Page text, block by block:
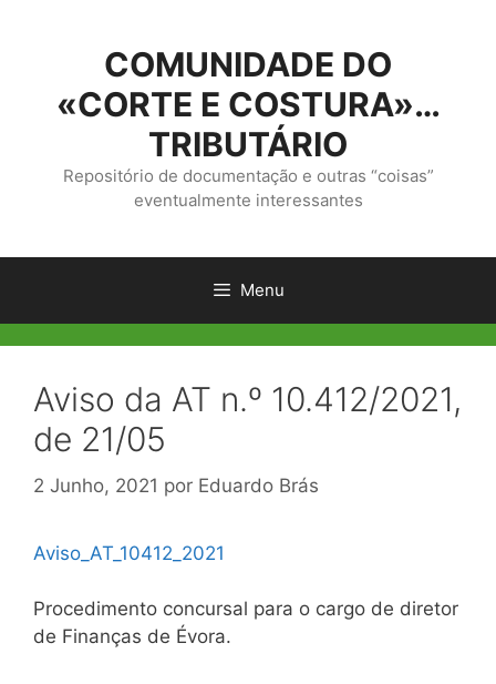
conteúdo
COMUNIDADE DO
«CORTE E COSTURA»…
TRIBUTÁRIO
Repositório de documentação e outras “coisas”
eventualmente interessantes
Menu
Aviso da AT n.º 10.412/2021,
de 21/05
2 Junho, 2021 por Eduardo Brás
Aviso_AT_10412_2021
Procedimento concursal para o cargo de diretor
de Finanças de Évora.